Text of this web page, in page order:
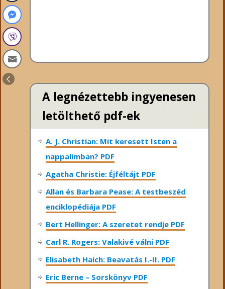
A legnézettebb ingyenesen
letölthető pdf-ek
A. J. Christian: Mit keresett Isten a
nappalimban? PDF
Agatha Christie: Éjféltájt PDF
Allan és Barbara Pease: A testbeszéd
enciklopédiája PDF
Bert Hellinger: A ​szeretet rendje PDF
Carl R. Rogers: Valakivé válni PDF
Elisabeth Haich: Beavatás I.-II. PDF
Eric Berne – Sorskönyv PDF